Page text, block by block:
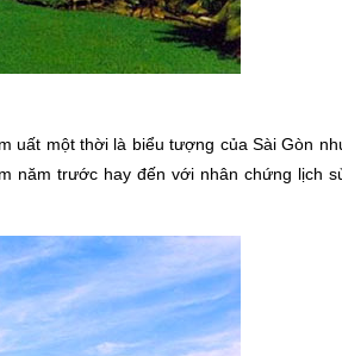
uất một thời là biểu tượng của Sài Gòn
năm trước hay đến với nhân chứng lịch